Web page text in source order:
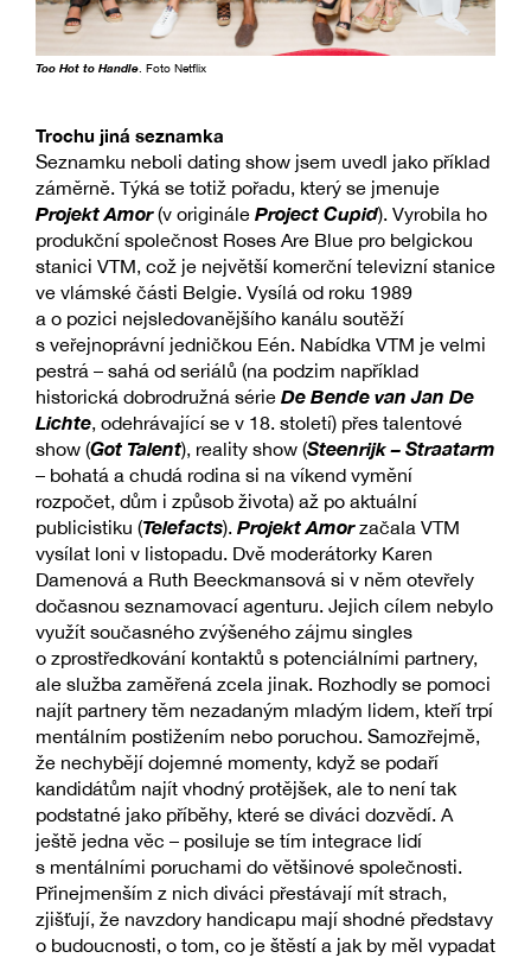
Too Hot to Handle . Foto Netflix
Trochu jiná seznamka
Seznamku neboli dating show jsem uvedl jako příklad
záměrně. Týká se totiž pořadu, který se jmenuje
Projekt Amor(v originále Project Cupid). Vyrobila ho
produkční společnost Roses Are Blue pro belgickou
stanici VTM, což je největší komerční televizní stanice
ve vlámské části Belgie. Vysílá od roku 1989
a o pozici nejsledovanějšího kanálu soutěží
s veřejnoprávní jedničkou Eén. Nabídka VTM je velmi
pestrá – sahá od seriálů (na podzim například
historická dobrodružná série De Bende van Jan De
Lichte, odehrávající se v 18. století) přes talentové
show (Got Talent), reality show (Steenrijk – Straatarm
– bohatá a chudá rodina si na víkend vymění
rozpočet, dům i způsob života) až po aktuální
publicistiku (Telefacts). Projekt Amorzačala VTM
vysílat loni v listopadu. Dvě moderátorky Karen
Damenová a Ruth Beeckmansová si v něm otevřely
dočasnou seznamovací agenturu. Jejich cílem nebylo
využít současného zvýšeného zájmu singles
o zprostředkování kontaktů s potenciálními partnery,
ale služba zaměřená zcela jinak. Rozhodly se pomoci
najít partnery těm nezadaným mladým lidem, kteří trpí
mentálním postižením nebo poruchou. Samozřejmě,
že nechybějí dojemné momenty, když se podaří
kandidátům najít vhodný protějšek, ale to není tak
podstatné jako příběhy, které se diváci dozvědí. A
ještě jedna věc – posiluje se tím integrace lidí
s mentálními poruchami do většinové společnosti.
Přinejmenším z nich diváci přestávají mít strach,
zjišťují, že navzdory handicapu mají shodné představy
o budoucnosti, o tom, co je štěstí a jak by měl vypadat